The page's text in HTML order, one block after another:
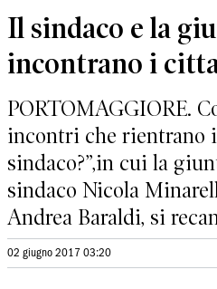
Il sindaco e la
incontrano i
PORTOMAGGIORE.
incontri che rientrano
sindaco?”,in cui la
sindaco Nicola
Andrea Baraldi, si
02 giugno 2017 03:20